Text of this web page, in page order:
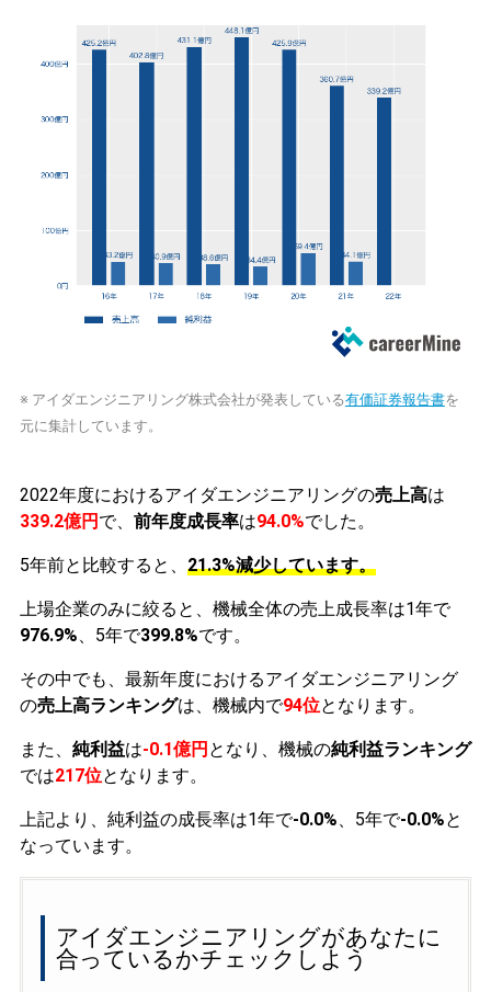
※ アイダエンジニアリング株式会社が発表している有価証券報告書を
元に集計しています。
2022年度におけるアイダエンジニアリングの売上高は
339.2億円 で、 前年度成長率は94.0%でした。
5年前と比較すると、 21.3%減少しています。
上場企業のみに絞ると、機械全体の売上成長率は1年で
976.9%、5年で399.8%です。
その中でも、最新年度におけるアイダエンジニアリング
の売上高ランキングは、機械内で94位となります。
また、 純利益は-0.1億円 となり、機械の純利益ランキング
では217位となります。
上記より、純利益の成長率は1年で-0.0%、5年で-0.0%と
なっています。
アイダエンジニアリングがあなたに
合っているかチェックしよう